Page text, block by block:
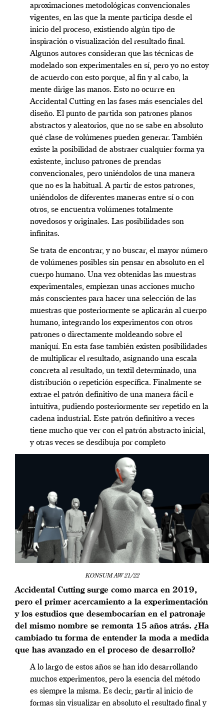
aproximaciones metodológicas convencionales
vigentes, en las que la mente participa desde el
inicio del proceso, existiendo algún tipo de
inspiración o visualización del resultado final.
Algunos autores consideran que las técnicas de
modelado son experimentales en sí, pero yo no estoy
de acuerdo con esto porque, al fin y al cabo, la
mente dirige las manos. Esto no ocurre en
Accidental Cutting en las fases más esenciales del
diseño. El punto de partida son patrones planos
abstractos y aleatorios, que no se sabe en absoluto
qué clase de volúmenes pueden generar. También
existe la posibilidad de abstraer cualquier forma ya
existente, incluso patrones de prendas
convencionales, pero uniéndolos de una manera
que no es la habitual. A partir de estos patrones,
uniéndolos de diferentes maneras entre sí o con
otros, se encuentra volúmenes totalmente
novedosos y originales. Las posibilidades son
infinitas.
Se trata de encontrar, y no buscar, el mayor número
de volúmenes posibles sin pensar en absoluto en el
cuerpo humano. Una vez obtenidas las muestras
experimentales, empiezan unas acciones mucho
más conscientes para hacer una selección de las
muestras que posteriormente se aplicarán al cuerpo
humano, integrando los experimentos con otros
patrones o directamente moldeando sobre el
maniquí. En esta fase también existen posibilidades
de multiplicar el resultado, asignando una escala
concreta al resultado, un textil determinado, una
distribución o repetición específica. Finalmente se
extrae el patrón definitivo de una manera fácil e
intuitiva, pudiendo posteriormente ser repetido en la
cadena industrial. Este patrón definitivo a veces
tiene mucho que ver con el patrón abstracto inicial,
y otras veces se desdibuja por completo
KONSUM AW 21/22
Accidental Cutting surge como marca en 2019,
pero el primer acercamiento a la experimentación
y los estudios que desembocarían en el patronaje
del mismo nombre se remonta 15 años atrás. ¿Ha
cambiado tu forma de entender la moda a medida
que has avanzado en el proceso de desarrollo?
A lo largo de estos años se han ido desarrollando
muchos experimentos, pero la esencia del método
es siempre la misma. Es decir, partir al inicio de
formas sin visualizar en absoluto el resultado final y